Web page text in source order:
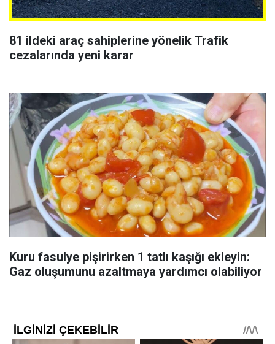
81 ildeki araç sahiplerine yönelik Trafik
cezalarında yeni karar
Kuru fasulye pişirirken 1 tatlı kaşığı ekleyin:
Gaz oluşumunu azaltmaya yardımcı olabiliyor